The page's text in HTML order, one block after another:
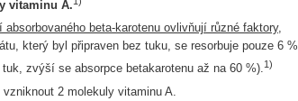
vitaminu A.
absorbovaného beta-karotenu ovlivňují různé faktory,
který byl připraven bez tuku, se resorbuje pouze 6 %
zvýší se absorpce betakarotenu až na 60 %).1)
2 molekuly vitaminu A.